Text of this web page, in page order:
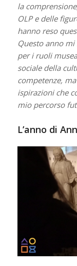
la
OLP e delle
hanno reso
Questo anno
per i ruoli
sociale della
competenze,
ispirazioni che
mio percorso
L’anno di